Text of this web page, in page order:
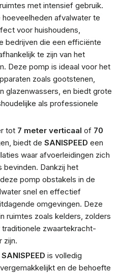
met intensief gebruik.
afvalwater te
voor huishoudens,
bedrijven die een efficiënte
te zijn van het
Deze pomp is ideaal voor het
zoals gootstenen,
glazenwassers, en biedt grote
als professionele
tot 7 meter verticaal of 70
biedt de SANISPEED een
waar afvoerleidingen zich
Dankzij het
pomp obstakels in de
snel en effectief
omgevingen. Deze
ruimtes zoals kelders, zolders
zwaartekracht-
zijn.
SANISPEED is volledig
en de behoefte